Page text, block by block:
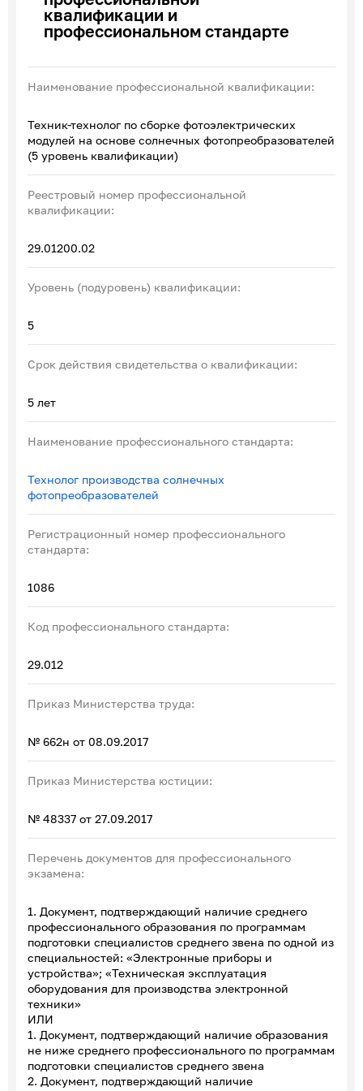
Эксперты по ПОА
Соглашения с отраслевыми СПК
квалификации и
профессиональном стандарте
Наименование профессиональной квалификации:
Техник-технолог по сборке фотоэлектрических
модулей на основе солнечных фотопреобразователей
(5 уровень квалификации)
Реестровый номер профессиональной
квалификации:
29.01200.02
Уровень (подуровень) квалификации:
5
Срок действия свидетельства о квалификации:
5 лет
Наименование профессионального стандарта:
Технолог производства солнечных
фотопреобразователей
Регистрационный номер профессионального
стандарта:
1086
Код профессионального стандарта:
29.012
Приказ Министерства труда:
№ 662н от 08.09.2017
Приказ Министерства юстиции:
№ 48337 от 27.09.2017
Перечень документов для профессионального
экзамена:
1. Документ, подтверждающий наличие среднего
профессионального образования по программам
подготовки специалистов среднего звена по одной из
специальностей: «Электронные приборы и
устройства»; «Техническая эксплуатация
оборудования для производства электронной
техники»
ИЛИ
1. Документ, подтверждающий наличие образования
не ниже среднего профессионального по программам
подготовки специалистов среднего звена
2. Документ, подтверждающий наличие